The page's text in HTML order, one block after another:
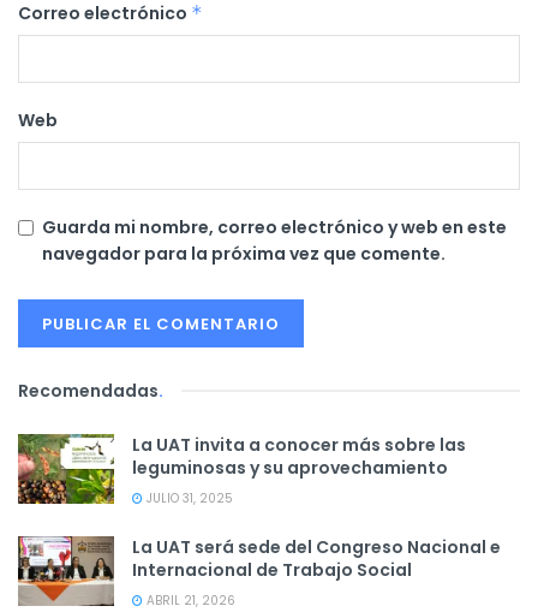
Correo electrónico *
Web
Guarda mi nombre, correo electrónico y web en este
navegador para la próxima vez que comente.
Recomendadas.
La UAT invita a conocer más sobre las
leguminosas y su aprovechamiento
JULIO 31, 2025
La UAT será sede del Congreso Nacional e
Internacional de Trabajo Social
ABRIL 21, 2026